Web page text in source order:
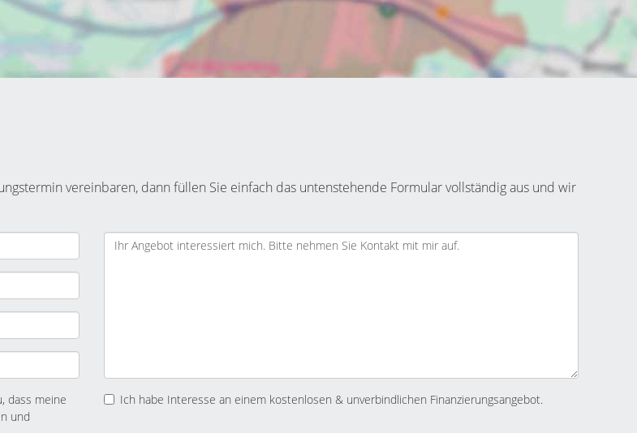
vereinbaren, dann füllen Sie einfach das untenstehende Formular vollständig aus und wir
dass meine
und
Ich habe Interesse an einem kostenlosen & unverbindlichen Finanzierungsangebot.